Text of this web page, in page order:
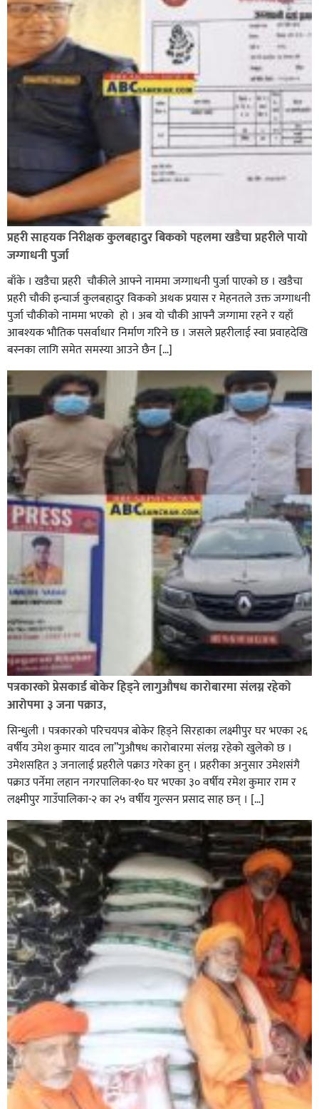
भिक्षा मागेर कारमा घुम्ने बाबाहरूलाई दाङ प्रहरीले पक्राउ,भारत
फर्कने सर्तमा रिहा,
रौतहटमा १२ हजार लिटर पेट्रोल बोकेको ट्यांकर दुर्घटनापछि
आगलागी सडक अबरुद्ध,
घोराहीको समृद्धिका लागि वडा–वडामा विशेष अभियान सञ्चालन
हुने,
प्रहरी साहयक निरीक्षक कुलबहादुर बिककाे पहलमा खडैचा प्रहरीले पायाे
जग्गाधनी पुर्जा
बाँके । खडैचा प्रहरी चाैकीले आफ्ने नाममा जग्गाधनी पुर्जा पाएकाे छ । खडैचा
प्रहरी चाैकी इन्चार्ज कुलबहादुर विककाे अथक प्रयास र मेहनतले उक्त जग्गाधनी
पुर्जा चाैकीकाे नाममा भएको हाे । अब याे चाैकी आफ्नै जग्गामा रहने र यहाँ
आबश्यक भाैतिक पसर्वाधार निर्माण गरिने छ । जसले प्रहरीलाई स्वा प्रवाहदेखि
बस्नका लागि समेत समस्या आउने छैन […]
पत्रकारको प्रेसकार्ड बोकेर हिड्ने लागुऔषध कारोबारमा संलग्न रहेको
आरोपमा ३ जना पक्राउ,
सिन्धुली । पत्रकारको परिचयपत्र बोकेर हिड्ने सिरहाका लक्ष्मीपुर घर भएका २६
वर्षीय उमेश कुमार यादव ला”गुऔषध कारोबारमा संलग्न रहेको खुलेको छ ।
उमेशसहित ३ जनालाई प्रहरीले पक्राउ गरेका हुन् । प्रहरीका अनुसार उमेशसंगै
पक्राउ पर्नेमा लहान नगरपालिका-१० घर भएका ३० वर्षीय रमेश कुमार राम र
लक्ष्मीपुर गाउँपालिका-२ का २५ वर्षीय गुल्सन प्रसाद साह छन् । […]